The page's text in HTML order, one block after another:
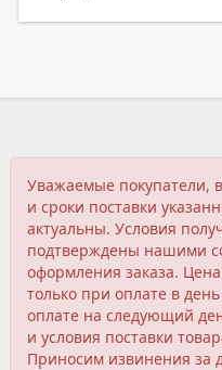
Уважаемые покупатели,
и сроки поставки
актуальны. Условия
подтверждены нашими
оформления заказа.
только при оплате в
оплате на следующий
и условия поставки
Приносим извинения за